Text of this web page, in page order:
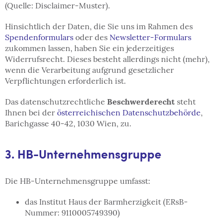
(Quelle: Disclaimer-Muster).
Hinsichtlich der Daten, die Sie uns im Rahmen des
Spendenformulars oder des Newsletter-Formulars
zukommen lassen, haben Sie ein jederzeitiges
Widerrufsrecht. Dieses besteht allerdings nicht (mehr),
wenn die Verarbeitung aufgrund gesetzlicher
Verpflichtungen erforderlich ist.
Das datenschutzrechtliche Beschwerderecht steht
Ihnen bei der österreichischen Datenschutzbehörde,
Barichgasse 40-42, 1030 Wien, zu.
3. HB-Unternehmensgruppe
Die HB-Unternehmensgruppe umfasst:
das Institut Haus der Barmherzigkeit (ERsB-
Nummer: 9110005749390)